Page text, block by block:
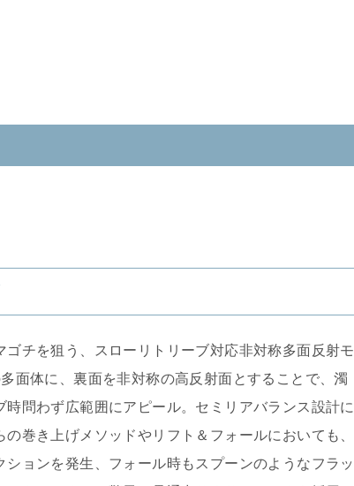
チを狙う、スローリトリーブ対応非対称多面反射モ
面体に、裏面を非対称の高反射面とすることで、濁
問わず広範囲にアピール。セミリアバランス設計に
巻き上げメソッドやリフト＆フォールにおいても、
ョンを発生、フォール時もスプーンのようなフラッ